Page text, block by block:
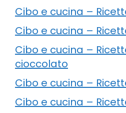
Cibo e cucina –
Cibo e cucina –
Cibo e cucina –
cioccolato
Cibo e cucina –
Cibo e cucina –